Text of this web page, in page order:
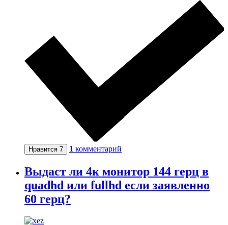
Нравится 7 1 комментарий
Выдаст ли 4к монитор 144 герц в
quadhd или fullhd если заявленно
60 герц?